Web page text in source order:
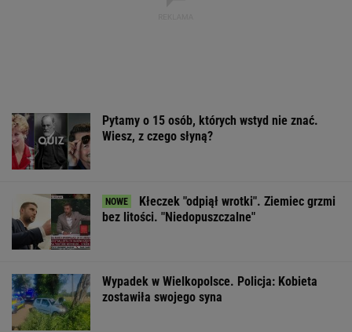
Pytamy o 15 osób, których wstyd nie znać.
Wiesz, z czego słyną?
Kłeczek "odpiął wrotki". Ziemiec grzmi
bez litości. "Niedopuszczalne"
Wypadek w Wielkopolsce. Policja: Kobieta
zostawiła swojego syna